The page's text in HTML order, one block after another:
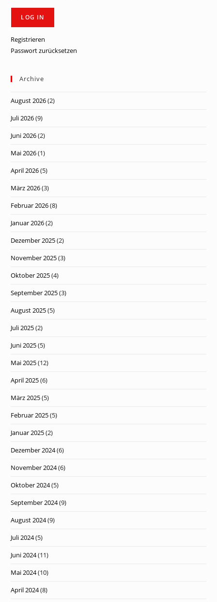
Registrieren
Passwort zurücksetzen
Archive
August 2026(2)
Juli 2026(9)
Juni 2026(2)
Mai 2026(1)
April 2026(5)
März 2026(3)
Februar 2026(8)
Januar 2026(2)
Dezember 2025(2)
November 2025(3)
Oktober 2025(4)
September 2025(3)
August 2025(5)
Juli 2025(2)
Juni 2025(5)
Mai 2025(12)
April 2025(6)
März 2025(5)
Februar 2025(5)
Januar 2025(2)
Dezember 2024(6)
November 2024(6)
Oktober 2024(5)
September 2024(9)
August 2024(9)
Juli 2024(5)
Juni 2024(11)
Mai 2024(10)
April 2024(8)